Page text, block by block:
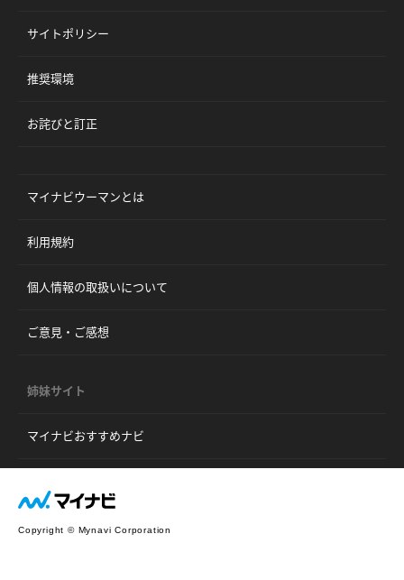
サイトポリシー
推奨環境
お詫びと訂正
マイナビウーマンとは
利用規約
個人情報の取扱いについて
ご意見・ご感想
姉妹サイト
マイナビおすすめナビ
Copyright © Mynavi Corporation